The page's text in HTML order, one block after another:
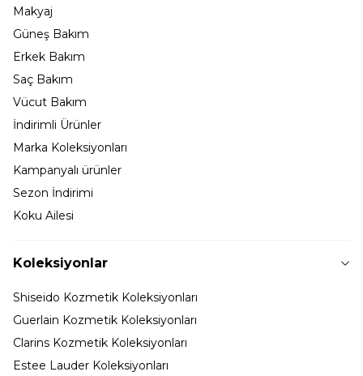
Makyaj
Güneş Bakım
Erkek Bakım
Saç Bakım
Vücut Bakım
İndirimli Ürünler
Marka Koleksiyonları
Kampanyalı ürünler
Sezon İndirimi
Koku Ailesi
Koleksiyonlar
Shiseido Kozmetik Koleksiyonları
Guerlain Kozmetik Koleksiyonları
Clarins Kozmetik Koleksiyonları
Estee Lauder Koleksiyonları